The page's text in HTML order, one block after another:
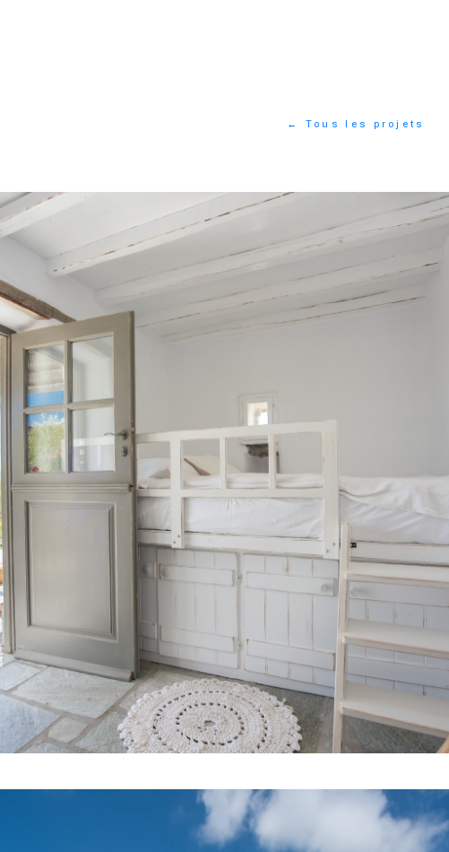
← Tous les projets